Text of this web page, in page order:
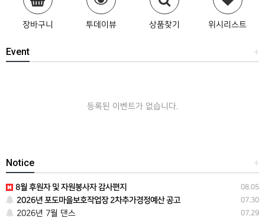
장바구니 투데이뷰 상품찾기 위시리스트
+
Event
등록된 이벤트가 없습니다.
+
Notice
08.05
8월 후원자 및 자원봉사자 감사편지
07.30
2026년 포도마을보호작업장 2차추가경정예산 공고
07.29
2026년 7월 댄스